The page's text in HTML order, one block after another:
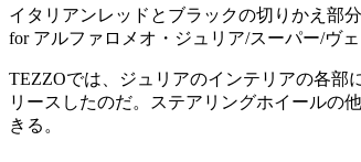
イタリアンレッドとブラックの切りかえ部
for アルファロメオ・ジュリア/スーパー/ヴ
TEZZOでは、ジュリアのインテリアの各部
リースしたのだ。ステアリングホイールの
きる。